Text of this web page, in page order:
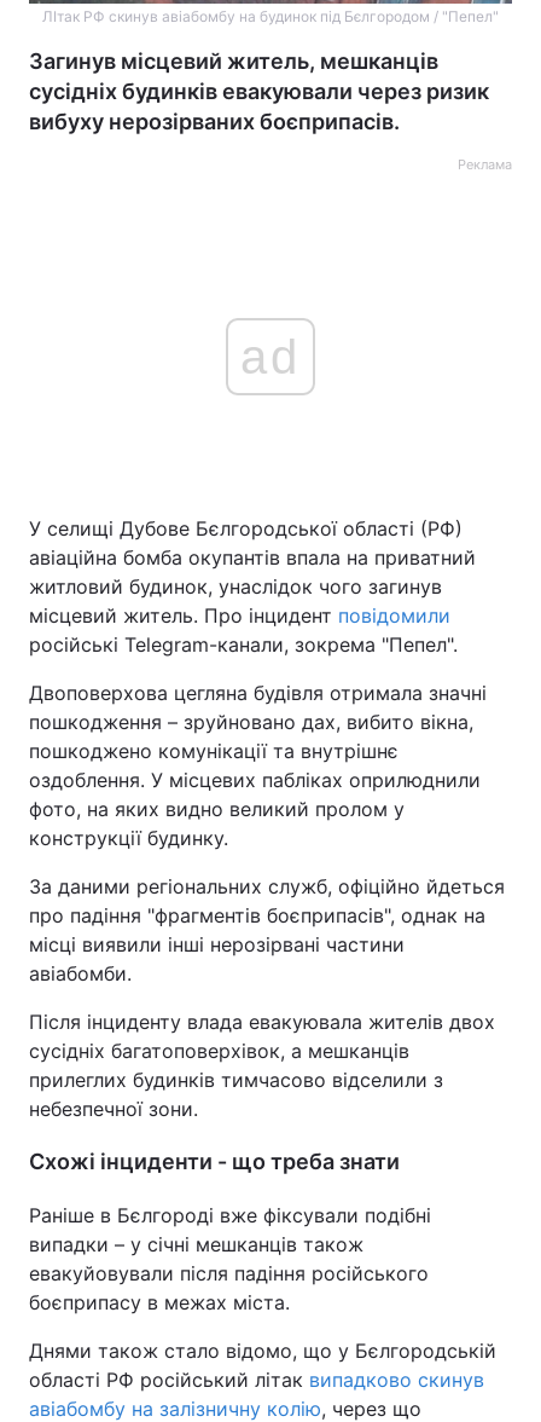
ЛІтак РФ скинув авіабомбу на будинок під Бєлгородом / "Пепел"
Загинув місцевий житель, мешканців
сусідніх будинків евакуювали через ризик
вибуху нерозірваних боєприпасів.
Реклама
ad
У селищі Дубове Бєлгородської області (РФ)
авіаційна бомба окупантів впала на приватний
житловий будинок, унаслідок чого загинув
місцевий житель. Про інцидент повідомили
російські Telegram-канали, зокрема "Пепел".
Двоповерхова цегляна будівля отримала значні
пошкодження – зруйновано дах, вибито вікна,
пошкоджено комунікації та внутрішнє
оздоблення. У місцевих пабліках оприлюднили
фото, на яких видно великий пролом у
конструкції будинку.
За даними регіональних служб, офіційно йдеться
про падіння "фрагментів боєприпасів", однак на
місці виявили інші нерозірвані частини
авіабомби.
Після інциденту влада евакуювала жителів двох
сусідніх багатоповерхівок, а мешканців
прилеглих будинків тимчасово відселили з
небезпечної зони.
Схожі інциденти - що треба знати
Раніше в Бєлгороді вже фіксували подібні
випадки – у січні мешканців також
евакуйовували після падіння російського
боєприпасу в межах міста.
Днями також стало відомо, що у Бєлгородській
області РФ російський літак випадково скинув
авіабомбу на залізничну колію, через що